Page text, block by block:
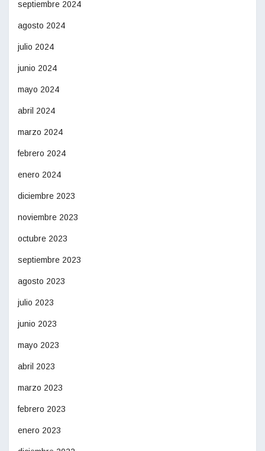
septiembre 2024
agosto 2024
julio 2024
junio 2024
mayo 2024
abril 2024
marzo 2024
febrero 2024
enero 2024
diciembre 2023
noviembre 2023
octubre 2023
septiembre 2023
agosto 2023
julio 2023
junio 2023
mayo 2023
abril 2023
marzo 2023
febrero 2023
enero 2023